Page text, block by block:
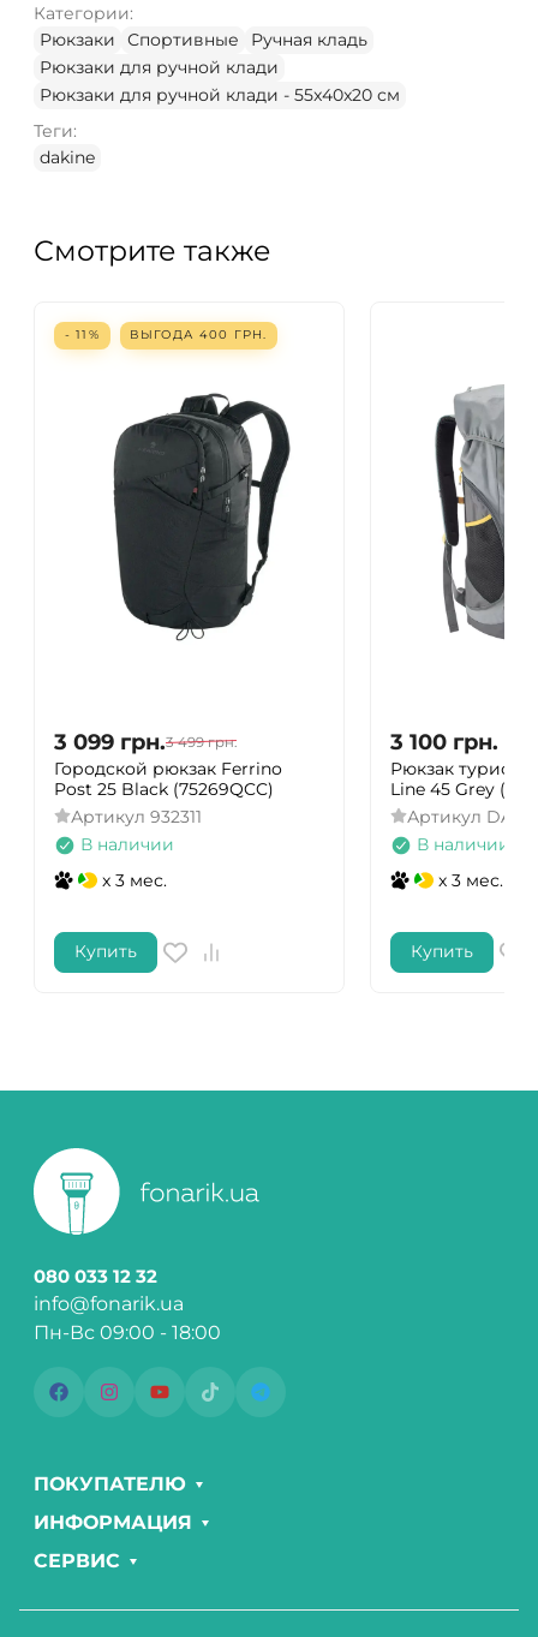
Категории:
Рюкзаки
Спортивные
Ручная кладь
Рюкзаки для ручной клади
Рюкзаки для ручной клади - 55x40x20 см
Теги:
dakine
Смотрите также
- 11% ВЫГОДА 400 ГРН.
3 099 грн.3 499 грн.
Городской рюкзак Ferrino
Post 25 Black (75269QCC)
Артикул 932311
В наличии
x 3 мес.
Купить
3 100 грн.
Рюкзак
Line 45 Grey
Артикул
В наличии
x 3 мес.
Купить
080 033 12 32
info@fonarik.ua
Пн-Вс 09:00 - 18:00
ПОКУПАТЕЛЮ
ИНФОРМАЦИЯ
СЕРВИС